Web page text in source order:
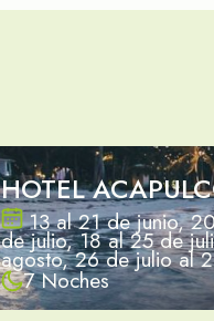
HOTEL
13 al 21 de junio,
de julio, 18 al 25 de
agosto, 26 de julio al
7 Noches